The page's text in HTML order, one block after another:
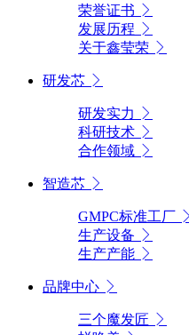
荣誉证书
发展历程
关于鑫莹荣
研发芯
研发实力
科研技术
合作领域
智造芯
GMPC标准工厂
生产设备
生产产能
品牌中心
三个魔发匠